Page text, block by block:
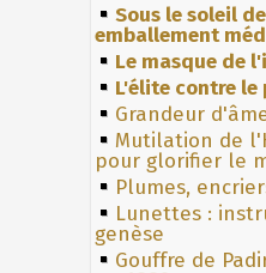
Sous le soleil
emballement
Le masque de
L'élite contre le
Grandeur
Mutilation de
pour glorifier le
Plumes,
Lunettes :
genèse
Gouffre de